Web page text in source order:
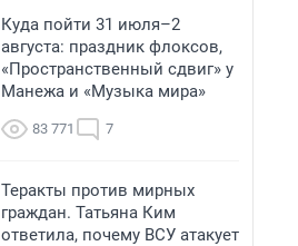
Куда пойти 31 июля–2
августа: праздник флоксов,
«Пространственный сдвиг» у
Манежа и «Музыка мира»
83 771 7
Теракты против мирных
граждан. Татьяна Ким
ответила, почему ВСУ атакует